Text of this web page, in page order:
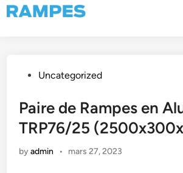
Skip
to
PostedUncategorized
Paire de Rampes en
TRP76/25
byadmin • mars 27, 2023